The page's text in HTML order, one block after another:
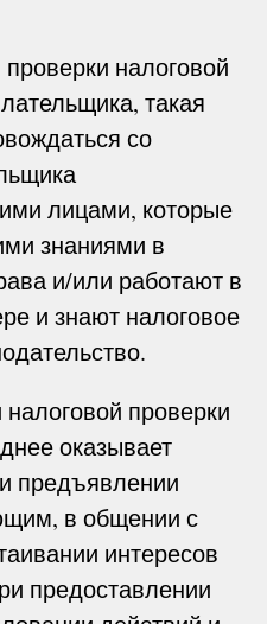
налоговой
такая
со
лицами, которые
знаниями в
и/или работают в
и знают налоговое
проверки
оказывает
предъявлении
в общении с
интересов
предоставлении